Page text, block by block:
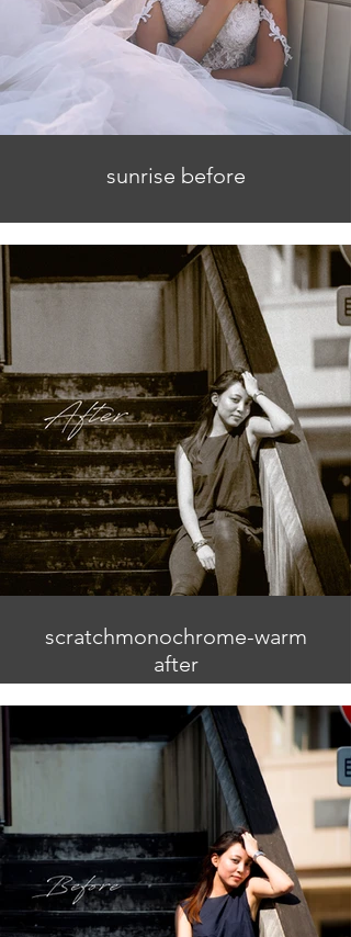
sunrise before
scratchmonochrome-warm
after